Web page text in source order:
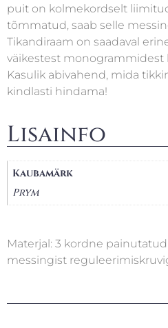
puit on kolmekordselt
tõmmatud, saab selle
Tikandiraam on saadaval
väikestest
Kasulik abivahend, mida
kindlasti hindama!
Lisainfo
Kaubamärk
Prym
Materjal: 3 kordne
messingist